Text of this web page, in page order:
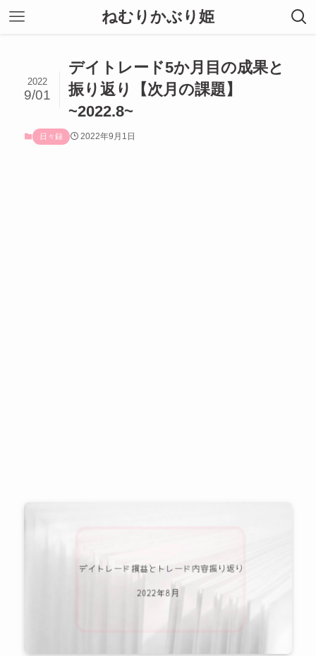
ねむりかぶり姫
デイトレード5か月目の成果と
振り返り【次月の課題】
~2022.8~
2022
9/01
日々録 2022年9月1日